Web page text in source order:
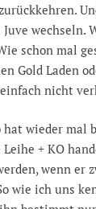
wechseln.
schon mal
Gold Laden
nicht
hat wieder mal
+ KO
wenn er
wie ich uns